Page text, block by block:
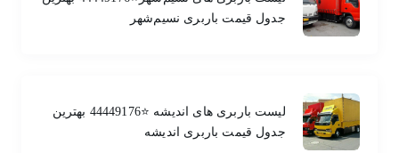
جدول قیمت باربری نسیم‌شهر
لیست باربری های اندیشه ⭐️44449176 بهترین
جدول قیمت باربری اندیشه